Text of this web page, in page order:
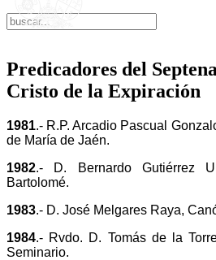
Predicadores del
Cristo de la Expiración
1981.- R.P. Arcadio Pascual
de María de Jaén.
1982.- D. Bernardo Gutiérrez
Bartolomé.
1983.- D. José Melgares Raya,
1984.- Rvdo. D. Tomás de la
Seminario.